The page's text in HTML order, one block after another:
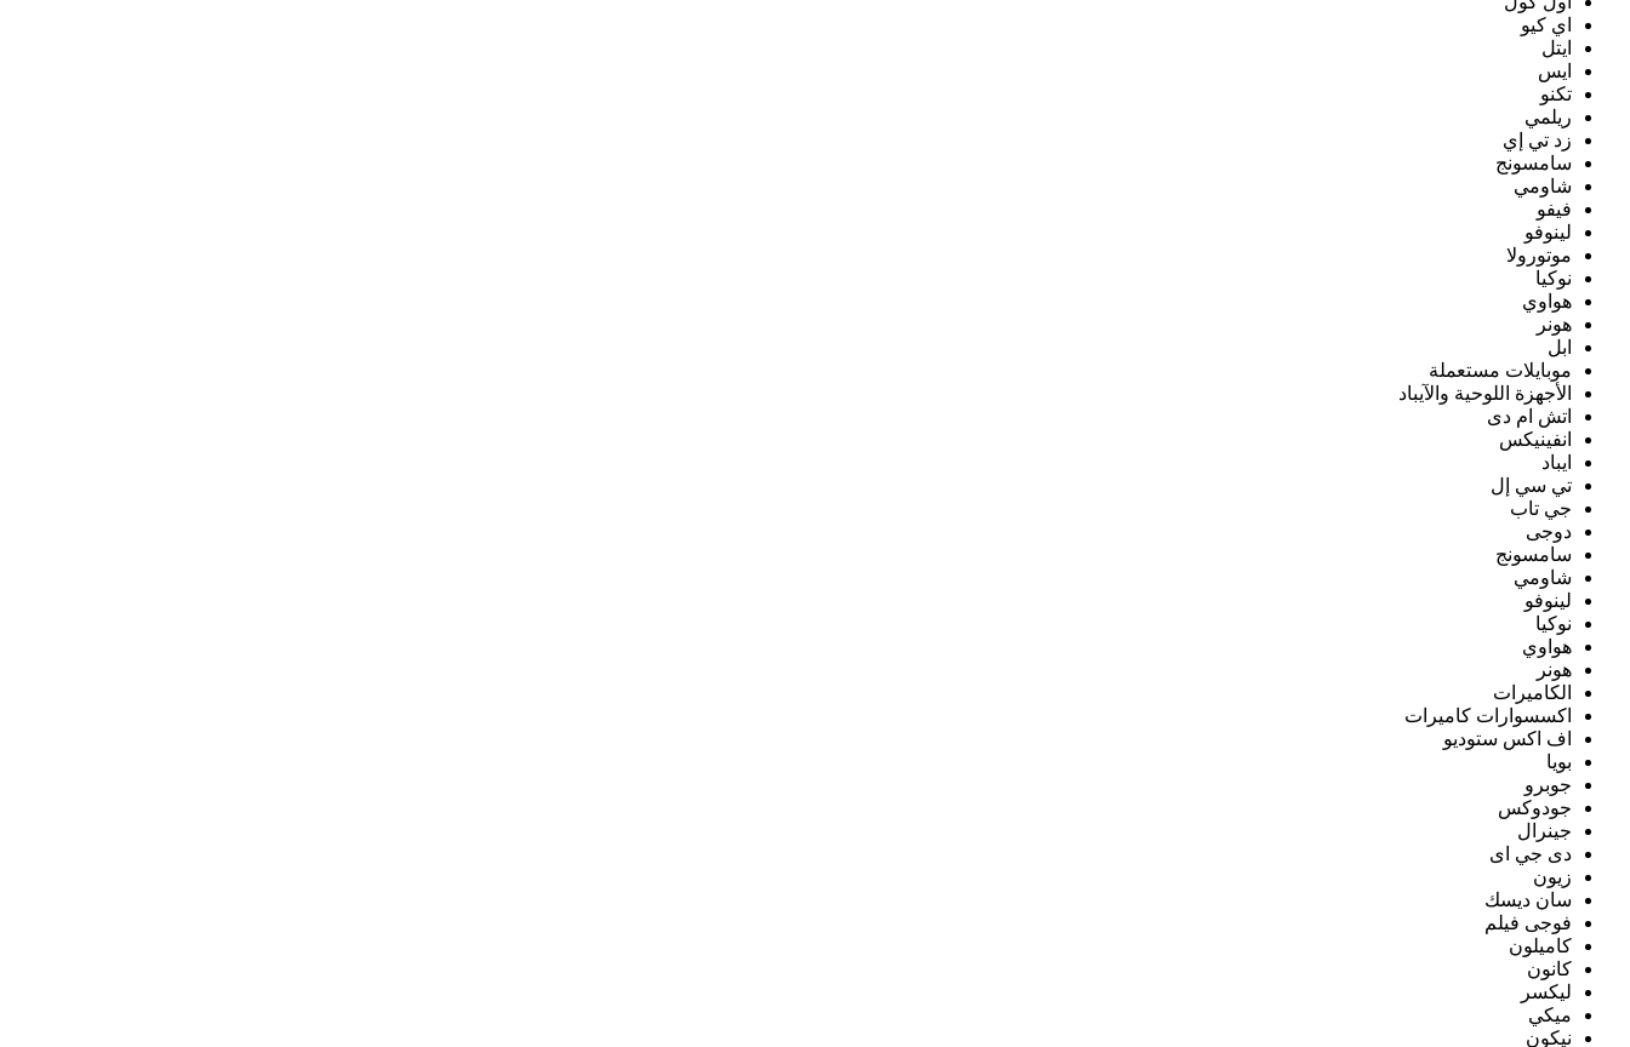
اي كيو
ايتل
ايس
تكنو
ريلمي
زد تي إي
سامسونج
شاومي
فيفو
لينوفو
موتورولا
نوكيا
هواوي
هونر
ابل
موبايلات مستعملة
الأجهزة اللوحية والآيباد
اتش ام دى
انفينيكس
ايباد
تي سي إل
جي تاب
دوجى
سامسونج
شاومي
لينوفو
نوكيا
هواوي
هونر
الكاميرات
اكسسوارات كاميرات
اف اكس ستوديو
بويا
جوبرو
جودوكس
جينرال
دى جي اى
زيون
سان ديسك
فوجى فيلم
كاميلون
كانون
ليكسر
ميكي
نيكون